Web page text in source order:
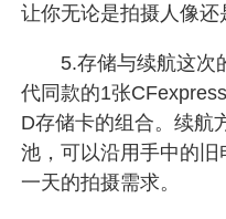
让你无论是拍摄人像还
5.存储与续航这次
代同款的1张
D存储卡的组合。续航
池，可以沿用手中的
一天的拍摄需求。